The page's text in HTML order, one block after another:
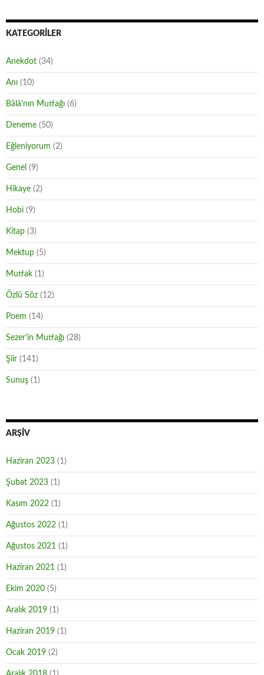
KATEGORILER
Anekdot (34)
Anı (10)
Bâlâ'nın Mutfağı (6)
Deneme (50)
Eğleniyorum (2)
Genel (9)
Hikaye (2)
Hobi (9)
Kitap (3)
Mektup (5)
Mutfak (1)
Özlü Söz (12)
Poem (14)
Sezer'in Mutfağı (28)
Şiir (141)
Sunuş (1)
ARŞIV
Haziran 2023 (1)
Şubat 2023 (1)
Kasım 2022 (1)
Ağustos 2022 (1)
Ağustos 2021 (1)
Haziran 2021 (1)
Ekim 2020 (5)
Aralık 2019 (1)
Haziran 2019 (1)
Ocak 2019 (2)